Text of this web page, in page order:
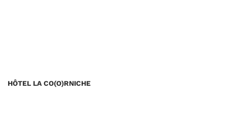
HÔTEL LA CO(O)RNICHE